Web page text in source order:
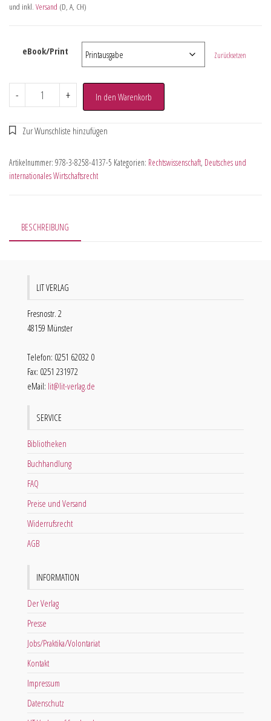
und inkl. Versand (D, A, CH)
eBook/Print Zurücksetzen
- + In den Warenkorb
Artikelnummer: 978-3-8258-4137-5 Kategorien: Rechtswissenschaft, Deutsches und
internationales Wirtschaftsrecht
BESCHREIBUNG
LIT VERLAG
Fresnostr. 2
48159 Münster
Telefon: 0251 62032 0
Fax: 0251 231972
eMail: lit@lit-verlag.de
SERVICE
Bibliotheken
Buchhandlung
FAQ
Preise und Versand
Widerrufsrecht
AGB
INFORMATION
Der Verlag
Presse
Jobs/Praktika/Volontariat
Kontakt
Impressum
Datenschutz